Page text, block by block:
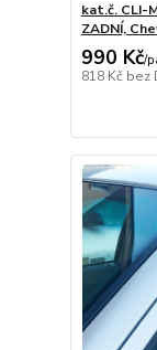
kat.č. CLI-
ZADNÍ,
990 Kč/
818 Kč bez